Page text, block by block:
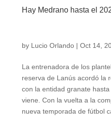
Hay Medrano hasta el
by Lucio Orlando| Oct 14,
La entrenadora de los
reserva de Lanús acordó la
con la entidad granate
viene. Con la vuelta a la
nueva temporada de fútbol